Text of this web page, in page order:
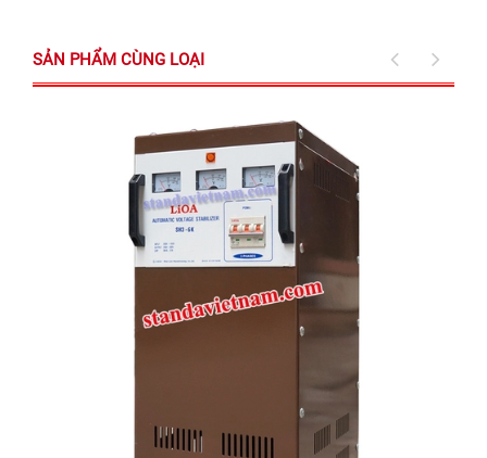
SẢN PHẨM CÙNG LOẠI